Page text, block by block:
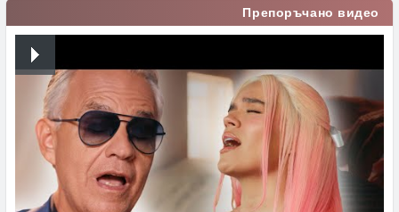
Препоръчано видео